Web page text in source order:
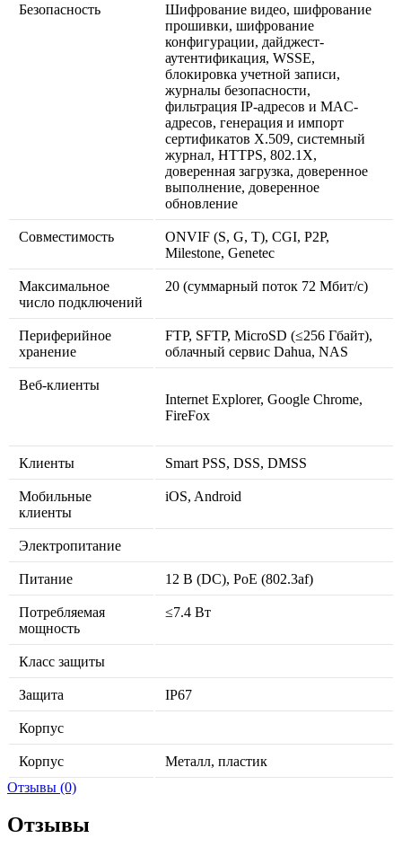
Безопасность
Шифрование видео, шифрование
прошивки, шифрование
конфигурации, дайджест-
аутентификация, WSSE,
блокировка учетной записи,
журналы безопасности,
фильтрация IP-адресов и MAC-
адресов, генерация и импорт
сертификатов X.509, системный
журнал, HTTPS, 802.1X,
доверенная загрузка, доверенное
выполнение, доверенное
обновление
Совместимость
ONVIF (S, G, T), CGI, P2P,
Milestone, Genetec
Максимальное
число подключений
20 (суммарный поток 72 Мбит/с)
Периферийное
хранение
FTP, SFTP, MicroSD (≤256 Гбайт),
облачный сервис Dahua, NAS
Веб-клиенты
Internet Explorer, Google Chrome,
FireFox
Клиенты Smart PSS, DSS, DMSS
Мобильные
клиенты
iOS, Android
Электропитание
Питание 12 В (DC), PoE (802.3af)
Потребляемая
мощность
≤7.4 Вт
Класс защиты
Защита IP67
Корпус
Корпус
Металл, пластик
Отзывы (0)
Отзывы